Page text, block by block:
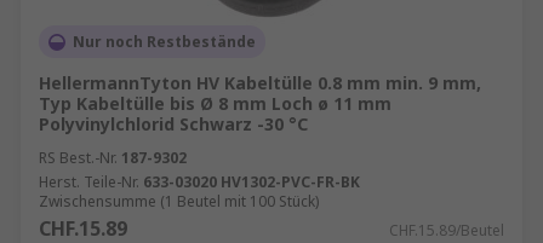
Nur noch Restbestände
HellermannTyton HV Kabeltülle 0.8 mm min. 9 mm,
Typ Kabeltülle bis Ø 8 mm Loch ø 11 mm
Polyvinylchlorid Schwarz -30 °C
RS Best.-Nr. 187-9302
Herst. Teile-Nr. 633-03020 HV1302-PVC-FR-BK
Zwischensumme (1 Beutel mit 100 Stück)
CHF.15.89 CHF.15.89/Beutel